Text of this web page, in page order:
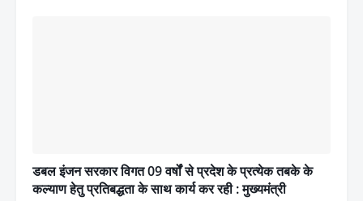
डबल इंजन सरकार विगत 09 वर्षों से प्रदेश के प्रत्येक तबके के
कल्याण हेतु प्रतिबद्धता के साथ कार्य कर रही : मुख्यमंत्री